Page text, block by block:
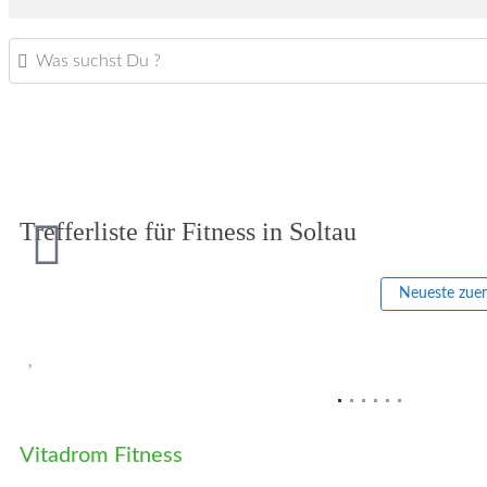
Was suchst Du ?
Trefferliste für Fitness in Soltau
Neueste
Vitadrom Fitness